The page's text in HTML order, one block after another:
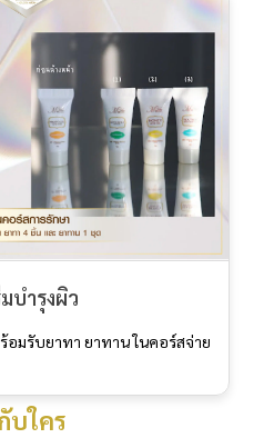
บำรุงผิว
มรับยาทา ยาทาน ในคอร์สจ่าย
บใคร